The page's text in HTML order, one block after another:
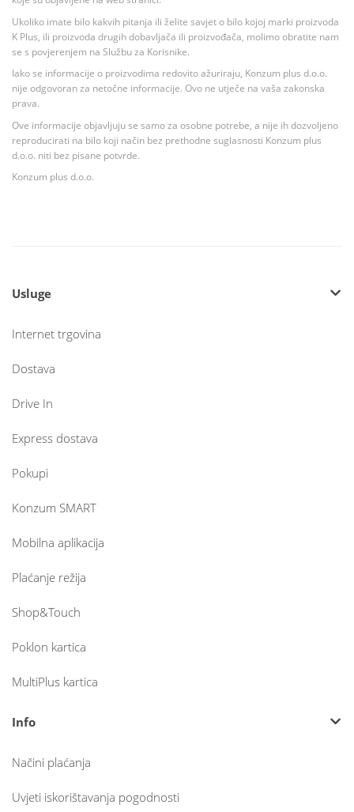
Ukoliko imate bilo kakvih pitanja ili želite savjet o bilo kojoj marki proizvoda
K Plus, ili proizvoda drugih dobavljača ili proizvođača, molimo obratite nam
se s povjerenjem na Službu za Korisnike.
Iako se informacije o proizvodima redovito ažuriraju, Konzum plus d.o.o.
nije odgovoran za netočne informacije. Ovo ne utječe na vaša zakonska
prava.
Ove informacije objavljuju se samo za osobne potrebe, a nije ih dozvoljeno
reproducirati na bilo koji način bez prethodne suglasnosti Konzum plus
d.o.o. niti bez pisane potvrde.
Konzum plus d.o.o.
Usluge
Internet trgovina
Dostava
Drive In
Express dostava
Pokupi
Konzum SMART
Mobilna aplikacija
Plaćanje režija
Shop&Touch
Poklon kartica
MultiPlus kartica
Info
Načini plaćanja
Uvjeti iskorištavanja pogodnosti